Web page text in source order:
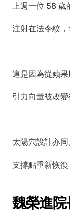
上週一位 58 歲
注射在法令紋，
這是因為從蘋
引力向量被改變
太陽穴設計亦
支撐點重新恢復
魏榮進